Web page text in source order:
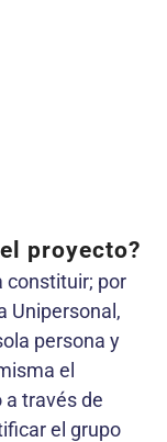
proyecto?
constituir; por
Unipersonal,
persona y
el
a través de
el grupo